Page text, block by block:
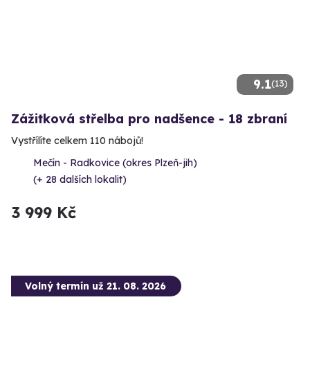
9.1(13)
Zážitková střelba pro nadšence - 18 zbraní
Vystřílíte celkem 110 nábojů!
Mečín - Radkovice (okres Plzeň-jih)
(+ 28 dalších lokalit)
3 999 Kč
Volný termín už 21. 08. 2026